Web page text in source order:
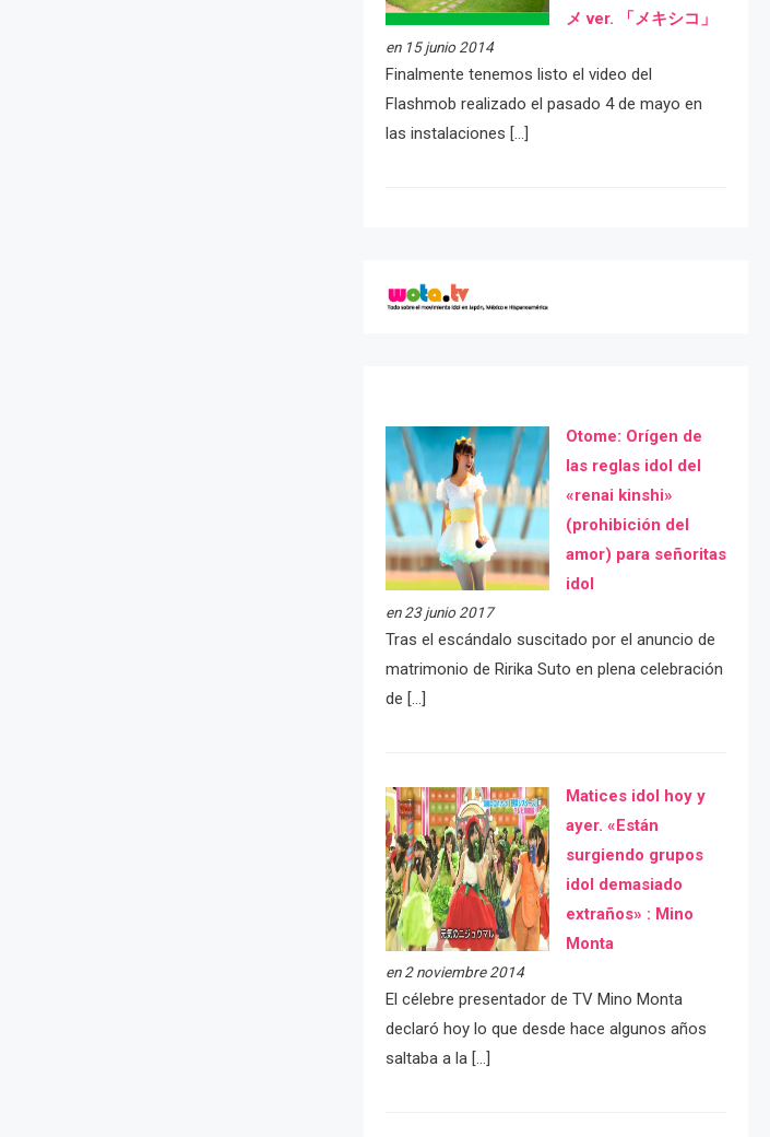
メ ver. 「メキシコ」
en 15 junio 2014
Finalmente tenemos listo el video del
Flashmob realizado el pasado 4 de mayo en
las instalaciones […]
Otome: Orígen de
las reglas idol del
«renai kinshi»
(prohibición del
amor) para señoritas
idol
en 23 junio 2017
Tras el escándalo suscitado por el anuncio de
matrimonio de Ririka Suto en plena celebración
de […]
Matices idol hoy y
ayer. «Están
surgiendo grupos
idol demasiado
extraños» : Mino
Monta
en 2 noviembre 2014
El célebre presentador de TV Mino Monta
declaró hoy lo que desde hace algunos años
saltaba a la […]